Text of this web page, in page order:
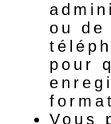
ou de
pour
Vous